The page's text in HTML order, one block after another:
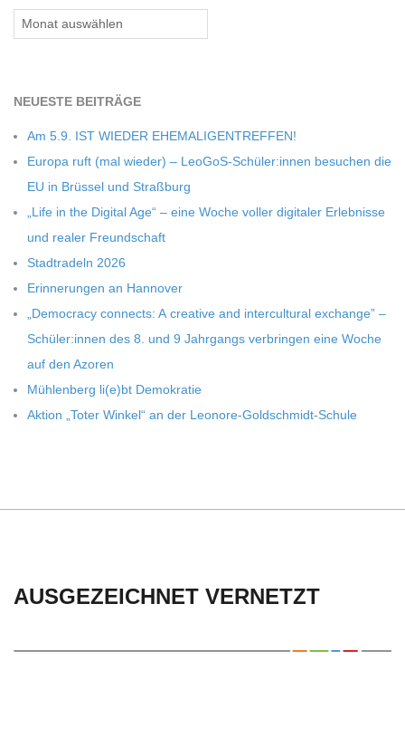
Archiv
NEU­ESTE BEITRÄGE
Am 5.9. IST WIEDER EHEMALIGENTREFFEN!
Europa ruft (mal wie­der) – LeoGoS-Schüler:innen besu­chen die
EU in Brüs­sel und Straßburg
„Life in the Digi­tal Age“ – eine Woche vol­ler digi­ta­ler Erleb­nisse
und rea­ler Freundschaft
Stadt­ra­deln 2026
Erin­ne­run­gen an Hannover
„Demo­cracy con­nects: A crea­tive and inter­cul­tu­ral exch­ange” –
Schüler:innen des 8. und 9 Jahr­gangs ver­brin­gen eine Woche
auf den Azoren
Müh­len­berg li(e)bt Demokratie
Aktion „Toter Win­kel“ an der Leonore-Goldschmidt-Schule
AUSGEZEICHNET VERNETZT